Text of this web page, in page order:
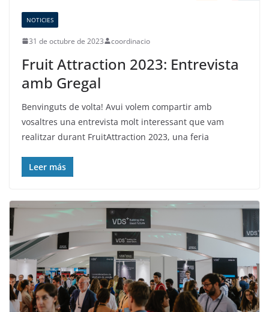
NOTICIES
31 de octubre de 2023 coordinacio
Fruit Attraction 2023: Entrevista
amb Gregal
Benvinguts de volta! Avui volem compartir amb
vosaltres una entrevista molt interessant que vam
realitzar durant FruitAttraction 2023, una feria
Leer más